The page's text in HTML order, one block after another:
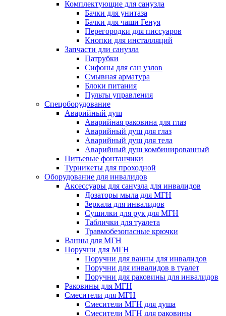
Комплектующие для санузла
Бачки для унитаза
Бачки для чаши Генуя
Перегородки для писсуаров
Кнопки для инсталляций
Запчасти дли санузла
Патрубки
Сифоны для сан узлов
Смывная арматура
Блоки питания
Пульты управления
Спецоборудование
Аварийный душ
Аварийная раковина для глаз
Аварийный душ для глаз
Аварийный душ для тела
Аварийный душ комбинированный
Питьевые фонтанчики
Турникеты для проходной
Оборудование для инвалидов
Аксессуары для санузла для инвалидов
Дозаторы мыла для МГН
Зеркала для инвалидов
Сушилки для рук для МГН
Таблички для туалета
Травмобезопасные крючки
Ванны для МГН
Поручни для МГН
Поручни для ванны для инвалидов
Поручни для инвалидов в туалет
Поручни для раковины для инвалидов
Раковины для МГН
Смесители для МГН
Смесители МГН для душа
Смесители МГН для раковины